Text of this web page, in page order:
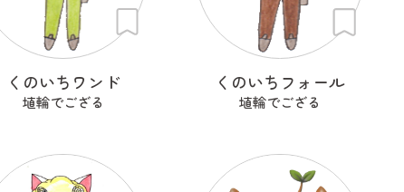
くのいちワンド
埴輪でござる
くのいちフォール
埴輪でござる